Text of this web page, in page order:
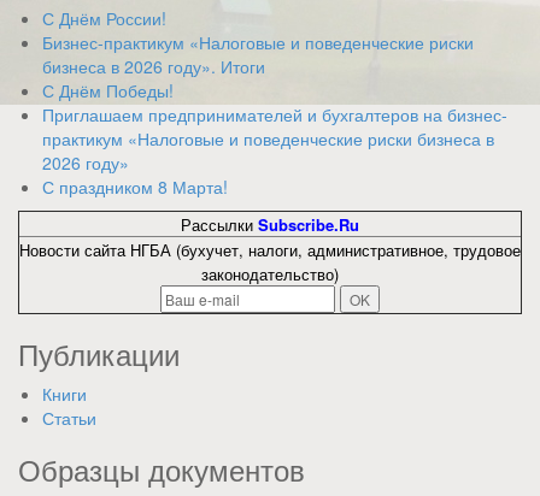
С Днём России!
Бизнес-практикум «Налоговые и поведенческие риски
бизнеса в 2026 году». Итоги
С Днём Победы!
Приглашаем предпринимателей и бухгалтеров на бизнес-
практикум «Налоговые и поведенческие риски бизнеса в
2026 году»
С праздником 8 Марта!
Рассылки Subscribe.Ru
Новости сайта НГБА (бухучет, налоги, административное, трудовое
законодательство)
Публикации
Книги
Статьи
Образцы документов